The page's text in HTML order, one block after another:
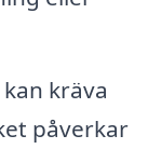
kräva
påverkar